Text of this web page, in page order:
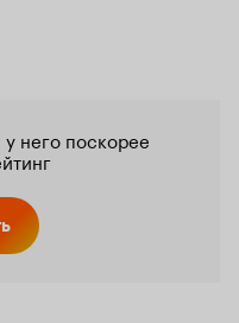
него поскорее